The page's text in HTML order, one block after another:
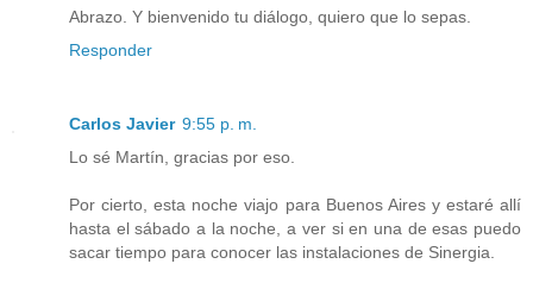
Abrazo. Y bienvenido tu diálogo, quiero que lo sepas.
Responder
Carlos Javier 9:55 p. m.
Lo sé Martín, gracias por eso.
Por cierto, esta noche viajo para Buenos Aires y estaré allí
hasta el sábado a la noche, a ver si en una de esas puedo
sacar tiempo para conocer las instalaciones de Sinergia.